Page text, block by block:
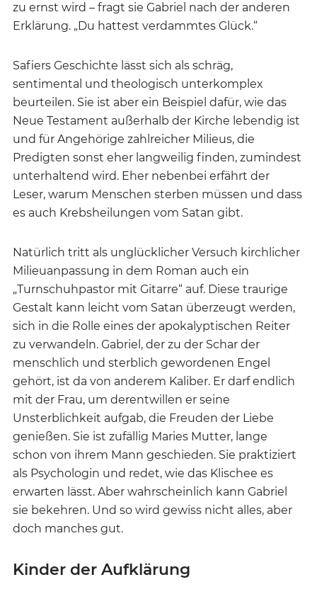
zu ernst wird – fragt sie Gabriel nach der anderen
Erklärung. „Du hattest verdammtes Glück.“
Safiers Geschichte lässt sich als schräg,
sentimental und theologisch unterkomplex
beurteilen. Sie ist aber ein Beispiel dafür, wie das
Neue Testament außerhalb der Kirche lebendig ist
und für Angehörige zahlreicher Milieus, die
Predigten sonst eher langweilig finden, zumindest
unterhaltend wird. Eher nebenbei erfährt der
Leser, warum Menschen sterben müssen und dass
es auch Krebsheilungen vom Satan gibt.
Natürlich tritt als unglücklicher Versuch kirchlicher
Milieuanpassung in dem Roman auch ein
„Turnschuhpastor mit Gitarre“ auf. Diese traurige
Gestalt kann leicht vom Satan überzeugt werden,
sich in die Rolle eines der apokalyptischen Reiter
zu verwandeln. Gabriel, der zu der Schar der
menschlich und sterblich gewordenen Engel
gehört, ist da von anderem Kaliber. Er darf endlich
mit der Frau, um derentwillen er seine
Unsterblichkeit aufgab, die Freuden der Liebe
genießen. Sie ist zufällig Maries Mutter, lange
schon von ihrem Mann geschieden. Sie praktiziert
als Psychologin und redet, wie das Klischee es
erwarten lässt. Aber wahrscheinlich kann Gabriel
sie bekehren. Und so wird gewiss nicht alles, aber
doch manches gut.
Kinder der Aufklärung